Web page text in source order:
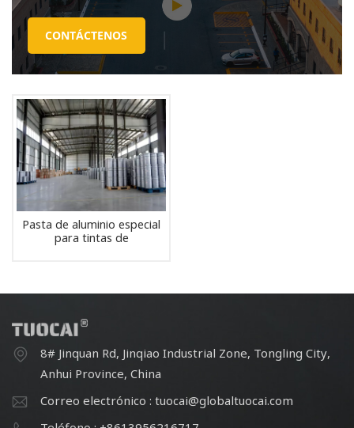
CONTÁCTENOS
Pasta de aluminio especial
para tintas de
8# Jinquan Rd, Jinqiao Industrial Zone, Tongling City,
Anhui Province, China
Correo electrónico : tuocai@globaltuocai.com